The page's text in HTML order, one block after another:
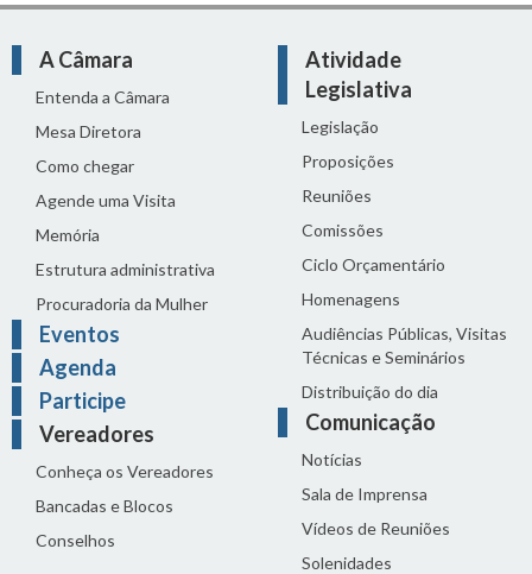
A Câmara
Entenda a Câmara
Mesa Diretora
Como chegar
Agende uma Visita
Memória
Estrutura administrativa
Procuradoria da Mulher
Eventos
Agenda
Participe
Vereadores
Conheça os Vereadores
Bancadas e Blocos
Conselhos
Atividade
Legislativa
Legislação
Proposições
Reuniões
Comissões
Ciclo Orçamentário
Homenagens
Audiências Públicas, Visitas
Técnicas e Seminários
Distribuição do dia
Comunicação
Notícias
Sala de Imprensa
Vídeos de Reuniões
Solenidades